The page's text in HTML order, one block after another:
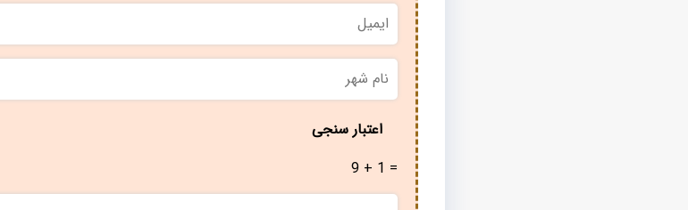
ایمیل
نام
شهر
اعتبار سنجی
9 + 1 =